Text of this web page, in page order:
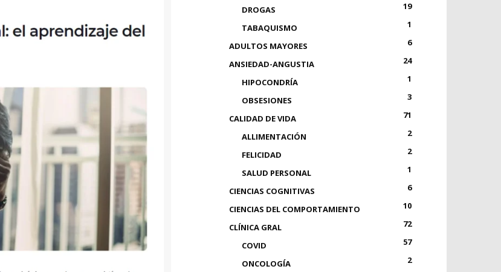
DROGAS
19
TABAQUISMO
1
ADULTOS MAYORES
6
ANSIEDAD-ANGUSTIA
24
HIPOCONDRÍA
1
OBSESIONES
3
CALIDAD DE VIDA
71
ALLIMENTACIÓN
2
FELICIDAD
2
SALUD PERSONAL
1
CIENCIAS COGNITIVAS
6
CIENCIAS DEL COMPORTAMIENTO
10
CLÍNICA GRAL
72
COVID
57
ONCOLOGÍA
2